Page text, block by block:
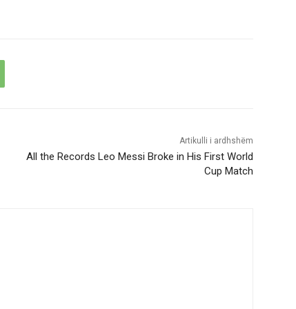
Artikulli i ardhshëm
All the Records Leo Messi Broke in His First World
Cup Match